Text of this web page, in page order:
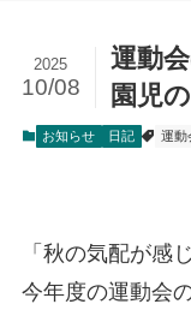
運動
園児
2025
10/08
お知らせ 日記 運動
「秋の気配が感
今年度の運動会